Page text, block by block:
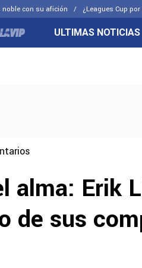
noble con su afición ¿Leagues Cup
ULTIMAS NOTICIAS
alma: Erik
de sus